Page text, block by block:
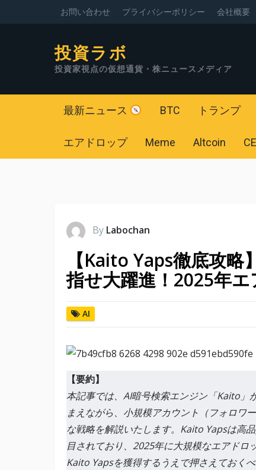
お問い合わせ プライバシーポリシー 会社概要
投資ラボ
投資家視点の仮想通貨・株ニュースメディア
最新ニュース BTC トランプ
エアドロップ Meme Altcoin
By Labochan
【Kaito Yaps徹底攻
指せ大躍進！2025年
AI
【要約】
本記事では、AI暗号検索エンジン「Kaito
まえながら、小規模アカウント（フォロワ
な戦略を解説いたします。Kaito Yapsは高
目されており、2025年に大規模なエアドロ
Kaito Yapsを獲得するうえで押さえておく